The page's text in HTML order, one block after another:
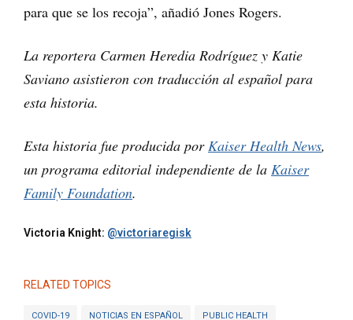
para que se los recoja”, añadió Jones Rogers.
La reportera Carmen Heredia Rodríguez y Katie
Saviano asistieron con traducción al español para
esta historia.
Esta historia fue producida porKaiser Health News,
un programa editorial independiente de la Kaiser
Family Foundation.
Victoria Knight: @victoriaregisk
RELATED TOPICS
COVID-19 NOTICIAS EN ESPAÑOL PUBLIC HEALTH